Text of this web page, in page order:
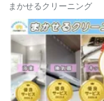
まかせるクリーニング